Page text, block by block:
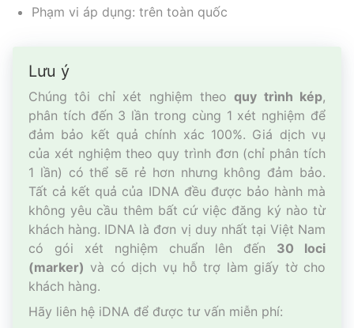
Phạm vi áp dụng: trên toàn quốc
Lưu ý
Chúng tôi chỉ xét nghiệm theoquy trình kép,
phân tích đến 3 lần trong cùng 1 xét nghiệm để
đảm bảo kết quả chính xác 100%. Giá dịch vụ
của xét nghiệm theo quy trình đơn (chỉ phân tích
1 lần) có thể sẽ rẻ hơn nhưng không đảm bảo.
Tất cả kết quả của IDNA đều được bảo hành mà
không yêu cầu thêm bất cứ việc đăng ký nào từ
khách hàng. IDNA là đơn vị duy nhất tại Việt Nam
có gói xét nghiệm chuẩn lên đến 30 loci
(marker) và có dịch vụ hỗ trợ làm giấy tờ cho
khách hàng.
Hãy liên hệ iDNA để được tư vấn miễn phí: